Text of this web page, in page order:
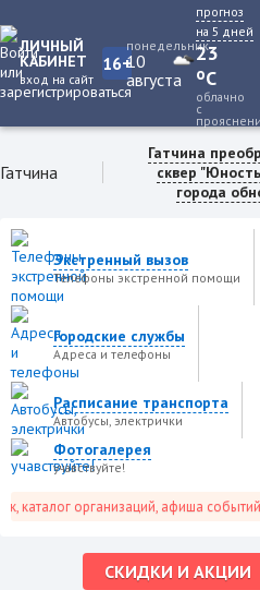
ЛИЧНЫЙ
КАБИНЕТ
вход на сайт
16+
понедельник
10
августа
прогноз
на 5 дней
23
oC
облачно
с
Гатчина
Гатчина
сквер
города
Экстренный вызов
Телефоны экстренной помощи
Городские службы
Адреса и телефоны
Расписание транспорта
Автобусы, электрички
Фотогалерея
учавствуйте!
организаций, афиша событий и
СКИДКИ И АКЦИИ